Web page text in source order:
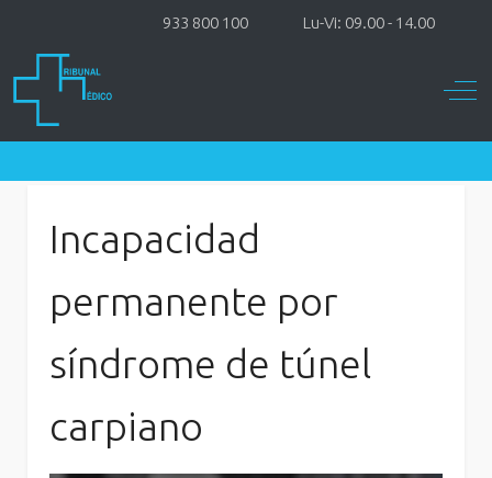
933 800 100 Lu-Vi: 09.00 - 14.00
Off-
Incapacidad
permanente por
síndrome de túnel
carpiano